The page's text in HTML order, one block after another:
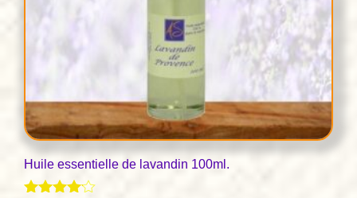
Huile essentielle de lavandin 100ml.